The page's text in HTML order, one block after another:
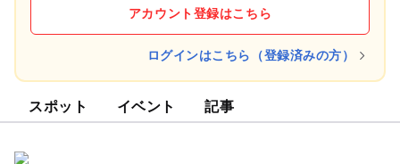
アカウント登録はこちら
ログインはこちら（登録済みの方）
スポット イベント 記事